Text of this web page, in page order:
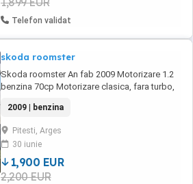
Telefon validat
skoda roomster
Skoda roomster An fab 2009 Motorizare 1.2
benzina 70cp Motorizare clasica, fara turbo,
AC Geamuri electrice Scaune spate
individuale care se pot scoate (mareste
spatiul portbagajului considerabil) 2 chei
Recent adusa din Germania Nu s-au scos nr
rosii Roti ...
2009 | benzina
Pitesti, Arges
30 iunie
1,900 EUR
2,200 EUR